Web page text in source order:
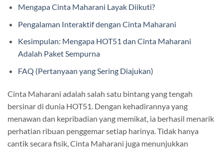
Mengapa Cinta Maharani Layak Diikuti?
Pengalaman Interaktif dengan Cinta Maharani
Kesimpulan: Mengapa HOT51 dan Cinta Maharani
Adalah Paket Sempurna
FAQ (Pertanyaan yang Sering Diajukan)
Cinta Maharani adalah salah satu bintang yang tengah
bersinar di dunia HOT51. Dengan kehadirannya yang
menawan dan kepribadian yang memikat, ia berhasil menarik
perhatian ribuan penggemar setiap harinya. Tidak hanya
cantik secara fisik, Cinta Maharani juga menunjukkan